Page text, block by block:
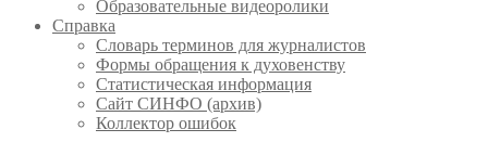
Образовательные видеоролики
Справка
Словарь терминов для журналистов
Формы обращения к духовенству
Статистическая информация
Сайт СИНФО (архив)
Коллектор ошибок